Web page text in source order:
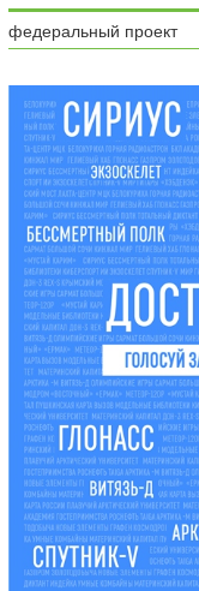
федеральный проект